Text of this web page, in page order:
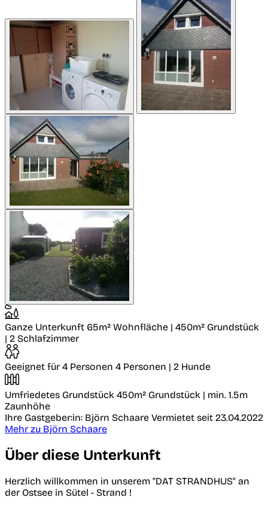
Ganze Unterkunft 65m² Wohnfläche | 450m² Grundstück
| 2 Schlafzimmer
Geeignet für 4 Personen 4 Personen | 2 Hunde
Umfriedetes Grundstück 450m² Grundstück | min. 1.5m
Zaunhöhe
Ihre Gastgeber:in: Björn Schaare Vermietet seit 23.04.2022
Mehr zu Björn Schaare
Über diese Unterkunft
Herzlich willkommen in unserem "DAT STRANDHUS" an
der Ostsee in Sütel - Strand !